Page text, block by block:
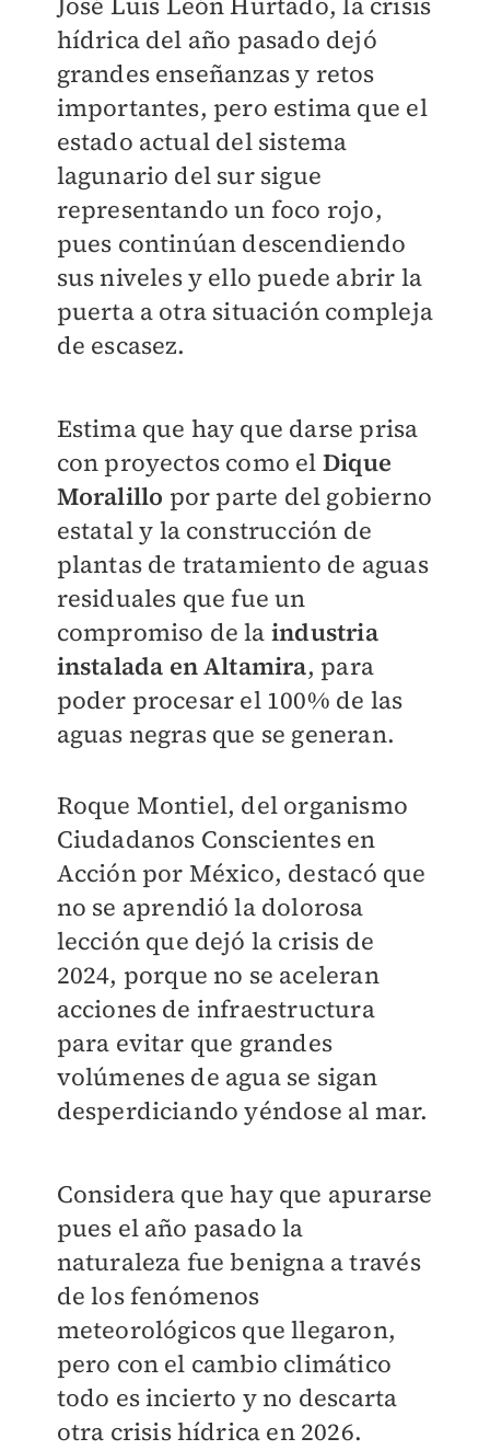
hídrica del año pasado dejó
grandes enseñanzas y retos
importantes, pero estima que el
estado actual del sistema
lagunario del sur sigue
representando un foco rojo,
pues continúan descendiendo
sus niveles y ello puede abrir la
puerta a otra situación compleja
de escasez.
Estima que hay que darse prisa
con proyectos como el Dique
Moralillo por parte del gobierno
estatal y la construcción de
plantas de tratamiento de aguas
residuales que fue un
compromiso de la industria
instalada en Altamira, para
poder procesar el 100% de las
aguas negras que se generan.
Roque Montiel, del organismo
Ciudadanos Conscientes en
Acción por México, destacó que
no se aprendió la dolorosa
lección que dejó la crisis de
2024, porque no se aceleran
acciones de infraestructura
para evitar que grandes
volúmenes de agua se sigan
desperdiciando yéndose al mar.
Considera que hay que apurarse
pues el año pasado la
naturaleza fue benigna a través
de los fenómenos
meteorológicos que llegaron,
pero con el cambio climático
todo es incierto y no descarta
otra crisis hídrica en 2026.